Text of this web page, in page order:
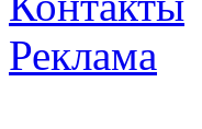
Реклама